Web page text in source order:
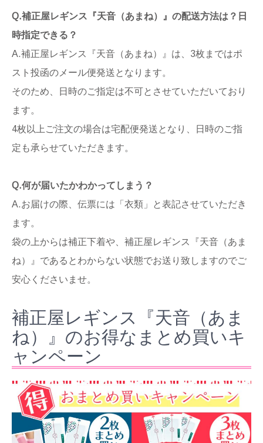
Q.補正屋レギンス『天音（あまね）』の配送方法は？日
時指定できる？
A.補正屋レギンス『天音（あまね）』は、3枚まではポ
スト投函のメール便発送となります。
そのため、日時のご指定は不可とさせていただいており
ます。
4枚以上ご注文の場合は宅配便発送となり、日時のご指
定も承らせていただきます。
Q.何が届いたかわかってしまう？
A.お届けの際、伝票には「衣類」と表記させていただき
ます。
袋の上からは補正下着や、補正屋レギンス『天音（あま
ね）』であるとわからない状態でお送り致しますのでご
安心くださいませ。
補正屋レギンス『天音（あま
ね）』のお得なまとめ買いキ
ャンペーン